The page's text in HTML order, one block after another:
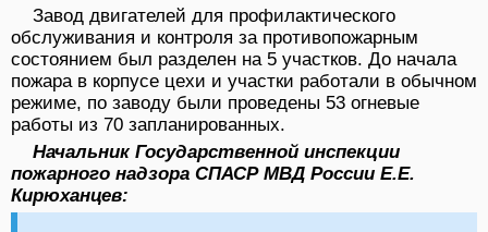
Завод двигателей для профилактического
обслуживания и контроля за противопожарным
состоянием был разделен на 5 участков. До начала
пожара в корпусе цехи и участки работали в обычном
режиме, по заводу были проведены 53 огневые
работы из 70 запланированных.
Начальник Государственной инспекции
пожарного надзора СПАСР МВД России Е.Е.
Кирюханцев: